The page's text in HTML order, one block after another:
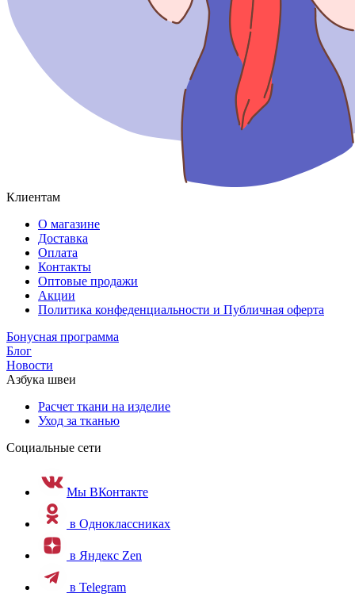
Клиентам
О магазине
Доставка
Оплата
Контакты
Оптовые продажи
Акции
Политика конфеденциальности и Публичная оферта
Бонусная программа
Блог
Новости
Азбука швеи
Расчет ткани на изделие
Уход за тканью
Социальные сети
Мы ВКонтакте
в Одноклассниках
в Яндекс Zen
в Telegram